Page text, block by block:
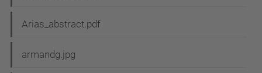
Arias_abstract.pdf
armandg.jpg